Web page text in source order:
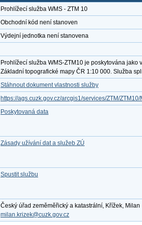
Prohlížecí služba WMS - ZTM 10
Obchodní kód není stanoven
Výdejní jednotka není stanovena
Prohlížecí služba WMS-ZTM10 je poskytována
Základní topografické mapy ČR 1:10 000. Služba
Stáhnout dokument vlastnosti služby
https://ags.cuzk.gov.cz/arcgis1/services/ZTM/
Poskytovaná data
Zásady užívání dat a služeb ZÚ
Spustit službu
Český úřad zeměměřický a katastrální, Křížek,
milan.krizek@cuzk.gov.cz